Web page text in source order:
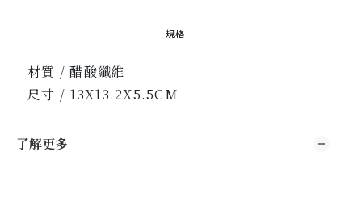
規格
材質 / 醋酸纖維
尺寸 / 13X13.2X5.5CM
了解更多